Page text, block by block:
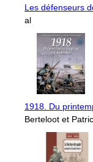
Les défenseurs
al
1918. Du
Berteloot et